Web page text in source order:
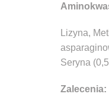
Lizyna,
Seryna
Zalecenia: